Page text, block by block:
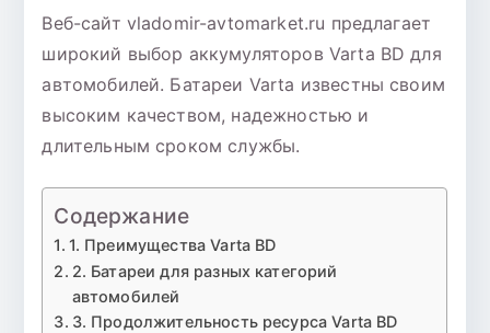
Веб-сайт vladomir-avtomarket.ru предлагает
широкий выбор аккумуляторов Varta BD для
автомобилей. Батареи Varta известны своим
высоким качеством, надежностью и
длительным сроком службы.
Содержание
1. Преимущества Varta BD
2. Батареи для разных категорий
автомобилей
3. Продолжительность ресурса Varta BD